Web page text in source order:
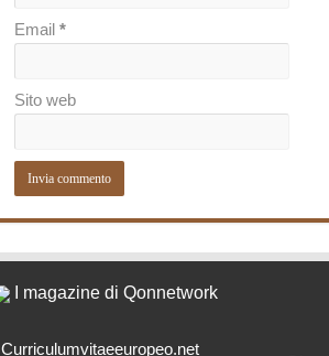
Email *
Sito web
I magazine di Qonnetwork
Curriculumvitaeeuropeo.net